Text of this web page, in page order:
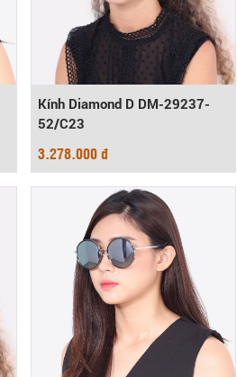
Kính Diamond D DM-29237-
52/C23
3.278.000 đ